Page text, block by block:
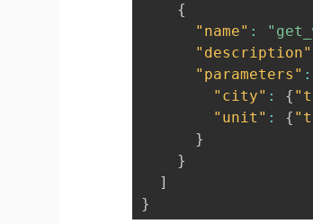
{
"name" :
"description"
"parameters" :
"city" : {
"unit" : {
}
}
]
}